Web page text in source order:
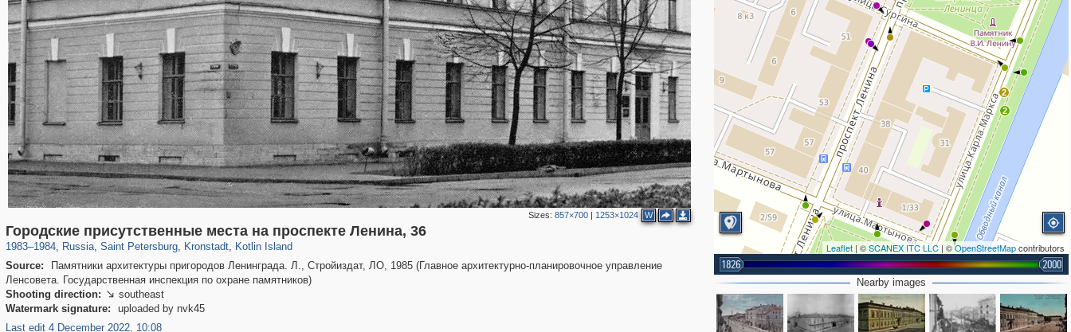
Sizes:857×700 | 1253×1024 W
Городские присутственные места на проспекте Ленина, 36
1983–1984, Russia
1,406,849 29,243
, Saint Petersburg
197,175 5,709
, Kronstadt
2,178 73
, Kotlin Island
1,776 44
Source:
Памятники архитектуры пригородов Ленинграда. Л., Стройиздат, ЛО, 1985 (Главное архитектурно-планировочное управление
Ленсовета. Государственная инспекция по охране памятников)
Shooting direction:  southeast
Watermark signature:
uploaded by nvk45
Last edit 4 December 2022, 10:08
2
2
9
2
Leaflet | ©SCANEX ITC LLC| ©OpenStreetMapcontributors
1826 2000
Nearby images